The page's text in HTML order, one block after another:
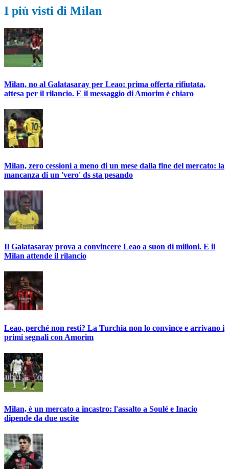
I più visti di Milan
Milan, no al Galatasaray per Leao: prima offerta rifiutata,
attesa per il rilancio. E il messaggio di Amorim è chiaro
Milan, zero cessioni a meno di un mese dalla fine del mercato: la
mancanza di un 'vero' ds sta pesando
Il Galatasaray prova a convincere Leao a suon di milioni. E il
Milan attende il rilancio
Leao, perché non resti? La Turchia non lo convince e arrivano i
primi segnali con Amorim
Milan, è un mercato a incastro: l'assalto a Soulé e Inacio
dipende da due uscite